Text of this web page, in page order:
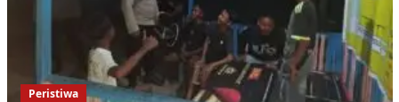
Peristiwa